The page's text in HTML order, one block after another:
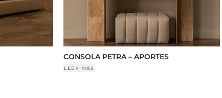
CONSOLA PETRA – APORTES
LEER MÁS